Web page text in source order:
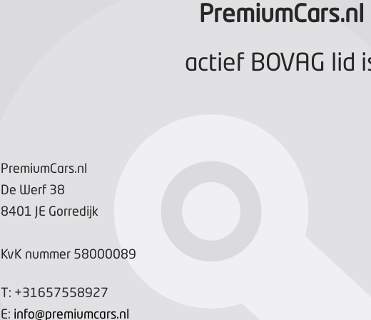
PremiumCars.nl
actief BOVAG lid
PremiumCars.nl
De Werf 38
8401 JE Gorredijk
KvK nummer 58000089
T: +31657558927
E: info@premiumcars.nl